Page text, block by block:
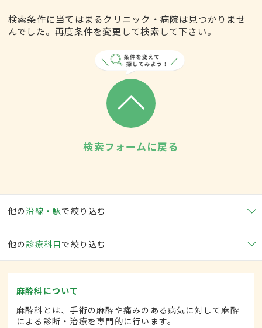
検索条件に当てはまるクリニック・病院は見つかりませ
んでした。再度条件を変更して検索して下さい。
検索フォームに戻る
他の沿線・駅で絞り込む
他の 診療科目で絞り込む
麻酔科について
麻酔科とは、手術の麻酔や痛みのある病気に対して麻酔
による診断・治療を専門的に行います。